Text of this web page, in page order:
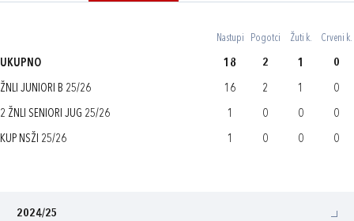
Nastupi Pogotci Žuti k. Crveni k.
UKUPNO 18 2 1 0
ŽNLI JUNIORI B 25/26 16 2 1 0
2 ŽNLI SENIORI JUG 25/26 1 0 0 0
KUP NSŽI 25/26 1 0 0 0
2024/25